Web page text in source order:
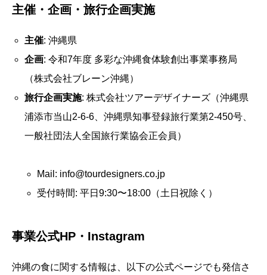
主催・企画・旅行企画実施
主催: 沖縄県
企画: 令和7年度 多彩な沖縄食体験創出事業事務局
（株式会社ブレーン沖縄）
旅行企画実施: 株式会社ツアーデザイナーズ（沖縄県
浦添市当山2-6-6、沖縄県知事登録旅行業第2-450号、
一般社団法人全国旅行業協会正会員）
Mail: info@tourdesigners.co.jp
受付時間: 平日9:30〜18:00（土日祝除く）
事業公式HP・Instagram
沖縄の食に関する情報は、以下の公式ページでも発信さ